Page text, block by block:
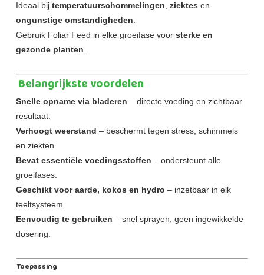
Ideaal bij temperatuurschommelingen, ziektes en
ongunstige omstandigheden.
Gebruik Foliar Feed in elke groeifase voor sterke en
gezonde planten.
Belangrijkste voordelen
Snelle opname via bladeren – directe voeding en zichtbaar
resultaat.
Verhoogt weerstand – beschermt tegen stress, schimmels
en ziekten.
Bevat essentiële voedingsstoffen – ondersteunt alle
groeifases.
Geschikt voor aarde, kokos en hydro – inzetbaar in elk
teeltsysteem.
Eenvoudig te gebruiken – snel sprayen, geen ingewikkelde
dosering.
Toepassing